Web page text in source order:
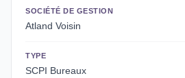
SOCIÉTÉ DE GESTION
Atland Voisin
TYPE
SCPI Bureaux